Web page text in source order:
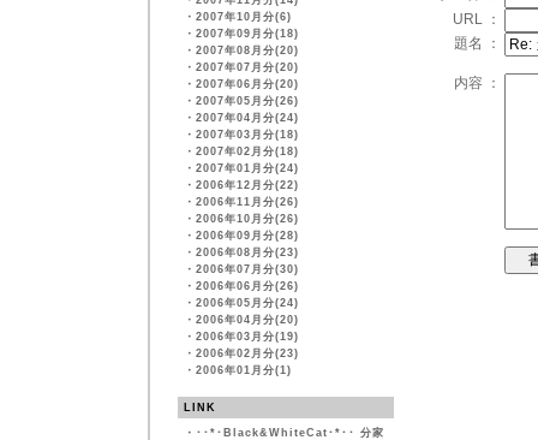
・ 2007年10月分(6)
・ 2007年09月分(18)
・ 2007年08月分(20)
・ 2007年07月分(20)
・ 2007年06月分(20)
・ 2007年05月分(26)
・ 2007年04月分(24)
・ 2007年03月分(18)
・ 2007年02月分(18)
・ 2007年01月分(24)
・ 2006年12月分(22)
・ 2006年11月分(26)
・ 2006年10月分(26)
・ 2006年09月分(28)
・ 2006年08月分(23)
・ 2006年07月分(30)
・ 2006年06月分(26)
・ 2006年05月分(24)
・ 2006年04月分(20)
・ 2006年03月分(19)
・ 2006年02月分(23)
・ 2006年01月分(1)
LINK
・ ･･*･Black&WhiteCat･*･･ 分家
URL ：
題名 ：
内容 ：